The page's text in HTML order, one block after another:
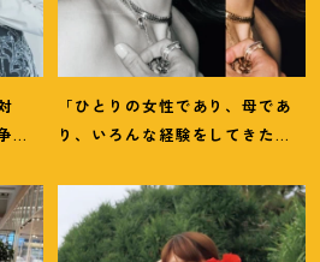
や
「ひとりの女性であり、母であ
り、いろんな経験をしてきたか
現在地